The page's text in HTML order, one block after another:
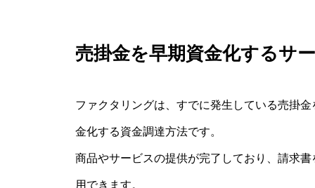
売掛金を早期資金化するサ
ファクタリングは、すでに発生している売掛
金化する資金調達方法です。
商品やサービスの提供が完了しており、請求
用できます。